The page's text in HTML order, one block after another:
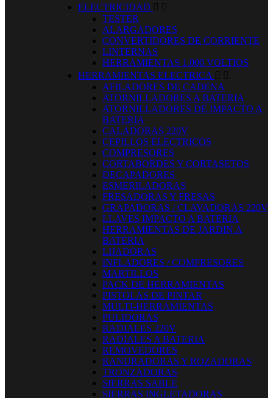
ELECTRICIDAD  
TESTER
ALARGADORES
CONVERTIDORES DE CORRIENTE
LINTERNAS
HERRAMIENTAS 1.000 VOLTIOS
HERRAMIENTAS ELECTRICA  
AFILADORES DE CADENA
ATORNILLADORES A BATERIA
ATORNILLADORES DE IMPACTO A
BATERIA
CALADORAS 220V
CEPILLOS ELECTRICOS
COMPRESORES
CORTABORDES Y CORTASETOS
DECAPADORES
ESMERILADORAS
FRESADORAS Y FRESAS
GRAPADORAS / CLAVADORAS 220V
LLAVES IMPACTO A BATERIA
HERRAMIENTAS DE JARDIN A
BATERIA
LIJADORAS
INFLADORES / COMPRESORES
MARTILLOS
PACK DE HERRAMIENTAS
PISTOLAS DE PINTAR
MULTI-HERRAMIENTAS
PULIDORAS
RADIALES 220V
RADIALES A BATERIA
REMOVEDORES
RANURADORAS Y ROZADORAS
TRONZADORAS
SIERRAS SABLE
SIERRAS INGLETADORAS